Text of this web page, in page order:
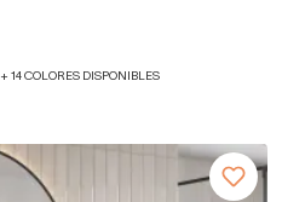
+ 14 COLORES DISPONIBLES